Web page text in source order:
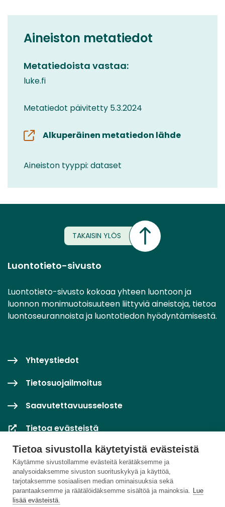
Tietoa sivustolla käytetyistä evästeistä
Käytämme sivustollamme evästeitä kerätäksemme ja
analysoidaksemme sivuston suorituskykyä ja käyttöä,
tarjotaksemme sosiaalisen median ominaisuuksia sekä
parantaaksemme ja räätälöidäksemme sisältöä ja mainoksia. Lue
lisää evästeistä.
Aineiston metatiedot
Metatiedoista vastaa:
luke.fi
Metatiedot päivitetty 5.3.2024
Alkuperäinen metatiedon lähde
Aineiston tyyppi: dataset
TAKAISIN YLÖS
Luontotieto-sivusto
Luontotieto-sivusto kokoaa yhteen luontoon ja
luonnon monimuotoisuuteen liittyviä aineistoja, tietoa
luontoseurannoista ja luontotiedon hyödyntämisestä.
Yhteystiedot
Tietosuojailmoitus
Saavutettavuusseloste
Tietoa evästeistä
Evästeasetukset